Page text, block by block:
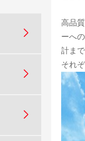



高品
ーへ
計ま
それ